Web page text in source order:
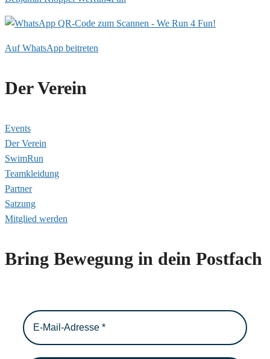
Auf WhatsApp beitreten
Der Verein
Events
Der Verein
SwimRun
Teamkleidung
Partner
Satzung
Mitglied werden
Bring Bewegung in dein Postfach